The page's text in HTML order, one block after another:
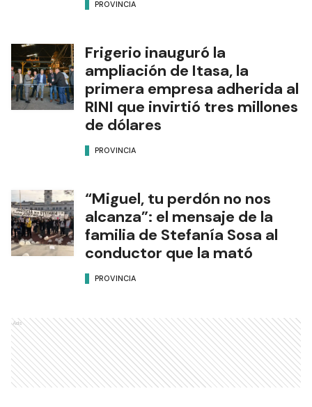
PROVINCIA
Frigerio inauguró la
ampliación de Itasa, la
primera empresa adherida al
RINI que invirtió tres millones
de dólares
PROVINCIA
“Miguel, tu perdón no nos
alcanza”: el mensaje de la
familia de Stefanía Sosa al
conductor que la mató
PROVINCIA
Ads